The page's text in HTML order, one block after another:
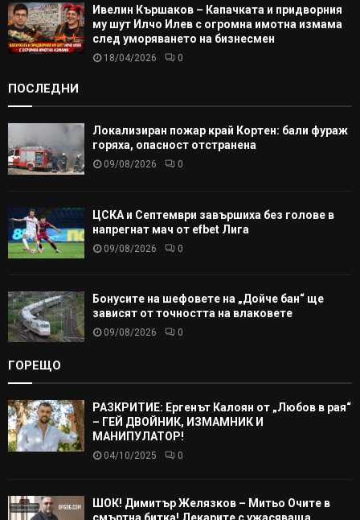
Ивелин Кършаков – Капачката и придворния
му шут Илчо Илев с огромна имотна измама
след уморяването на бизнесмен
18/04/2026 0
ПОСЛЕДНИ
Локализиран пожар край Кортен: бали фураж
горяха, опасност отстранена
09/08/2026 0
ЦСКА и Септември завършиха без голове в
напрегнат мач от efbet Лига
09/08/2026 0
Бонусите на шефовете на „Дойче бан“ ще
зависят от точността на влаковете
09/08/2026 0
ГОРЕЩО
РАЗКРИТИЕ: Ергенът Калоян от „Любов в рая“
– ГЕЙ ДВОЙНИК, ИЗМАМНИК И
МАНИПУЛАТОР!
04/10/2025 0
ШОК! Димитър Желязков – Митьо Очите в